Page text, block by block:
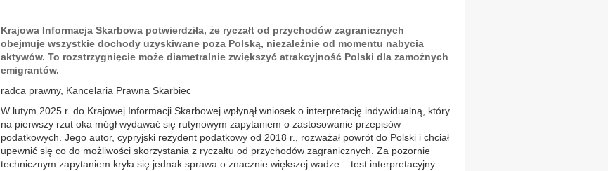
Krajowa Informacja Skarbowa potwierdziła, że ryczałt od przychodów zagranicznych
obejmuje wszystkie dochody uzyskiwane poza Polską, niezależnie od momentu nabycia
aktywów. To rozstrzygnięcie może diametralnie zwiększyć atrakcyjność Polski dla zamożnych
emigrantów.
radca prawny, Kancelaria Prawna Skarbiec
W lutym 2025 r. do Krajowej Informacji Skarbowej wpłynął wniosek o interpretację indywidualną, który
na pierwszy rzut oka mógł wydawać się rutynowym zapytaniem o zastosowanie przepisów
podatkowych. Jego autor, cypryjski rezydent podatkowy od 2018 r., rozważał powrót do Polski i chciał
upewnić się co do możliwości skorzystania z ryczałtu od przychodów zagranicznych. Za pozornie
technicznym zapytaniem kryła się jednak sprawa o znacznie większej wadze – test interpretacyjny